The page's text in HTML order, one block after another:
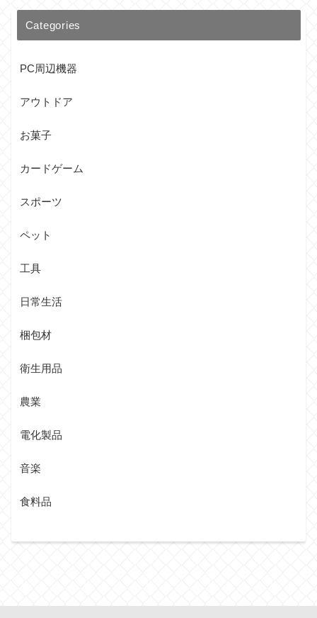
Categories
PC周辺機器
アウトドア
お菓子
カードゲーム
スポーツ
ペット
工具
日常生活
梱包材
衛生用品
農業
電化製品
音楽
食料品